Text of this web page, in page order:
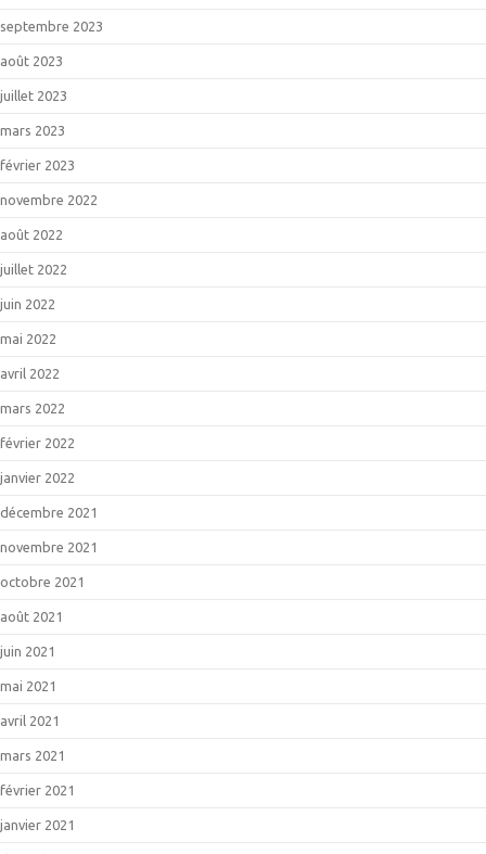
septembre 2023
août 2023
juillet 2023
mars 2023
février 2023
novembre 2022
août 2022
juillet 2022
juin 2022
mai 2022
avril 2022
mars 2022
février 2022
janvier 2022
décembre 2021
novembre 2021
octobre 2021
août 2021
juin 2021
mai 2021
avril 2021
mars 2021
février 2021
janvier 2021